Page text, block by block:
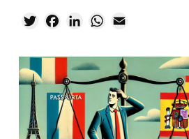
TwitterFacebookLinkedInWhatsApp